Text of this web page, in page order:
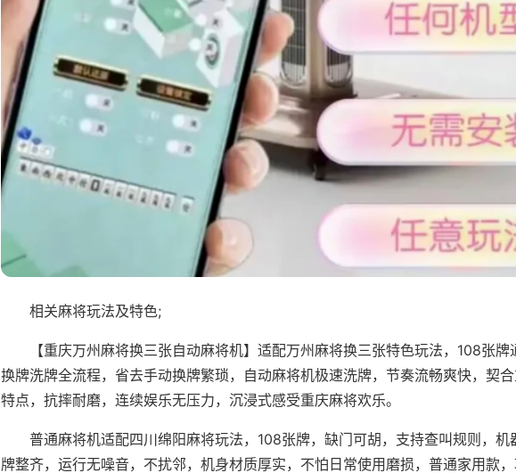
相关麻将玩法及特色;
【重庆万州麻将换三张自动麻将机】适配万州麻将换三张特色玩法，108张
换牌洗牌全流程，省去手动换牌繁琐，自动麻将机极速洗牌，节奏流畅爽快，契
特点，抗摔耐磨，连续娱乐无压力，沉浸式感受重庆麻将欢乐。
普通麻将机适配四川绵阳麻将玩法，108张牌，缺门可胡，支持查叫规则，机
牌整齐，运行无噪音，不扰邻，机身材质厚实，不怕日常使用磨损，普通家用款，